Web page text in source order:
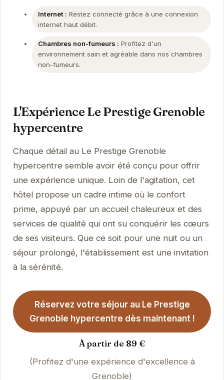
Internet : Restez connecté grâce à une connexion
internet haut débit.
Chambres non-fumeurs : Profitez d'un
environnement sain et agréable dans nos chambres
non-fumeurs.
L'Expérience Le Prestige Grenoble
hypercentre
Chaque détail au Le Prestige Grenoble
hypercentre semble avoir été conçu pour offrir
une expérience unique. Loin de l'agitation, cet
hôtel propose un cadre intime où le confort
prime, appuyé par un accueil chaleureux et des
services de qualité qui ont su conquérir les cœurs
de ses visiteurs. Que ce soit pour une nuit ou un
séjour prolongé, l'établissement est une invitation
à la sérénité.
Réservez votre séjour au Le Prestige
Grenoble hypercentre dès maintenant !
À partir de 89 €
(Profitez d'une expérience d'excellence à
Grenoble)